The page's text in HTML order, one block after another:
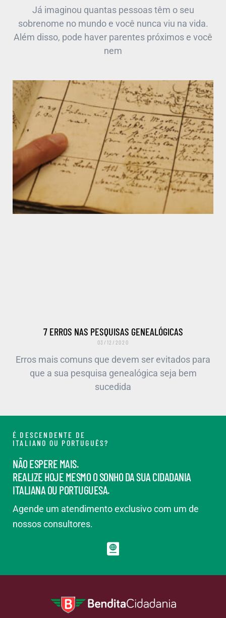
Já imaginou quantas pessoas têm o seu
sobrenome no mundo e você nunca viu na vida.
Além disso, pode haver parentes próximos e você
nem
7 ERROS NAS PESQUISAS GENEALÓGICAS
03/12/2020
Erros mais comuns que devem ser evitados para
que a sua pesquisa genealógica seja bem
sucedida
É DESCENDENTE DE
ITALIANO OU PORTUGUÊS?
NÃO ESPERE MAIS.
REALIZE HOJE MESMO O SONHO DA SUA CIDADANIA
ITALIANA OU PORTUGUESA.
Agende um atendimento exclusivo com um de
nossos consultores.